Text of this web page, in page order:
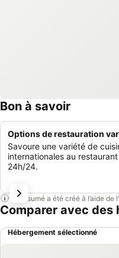
Bon à savoir
Options de restauration
Savoure une variété de
internationales au
24h/24.
Ce résumé a été créé à l’aide
Comparer avec des
Hébergement sélectionné